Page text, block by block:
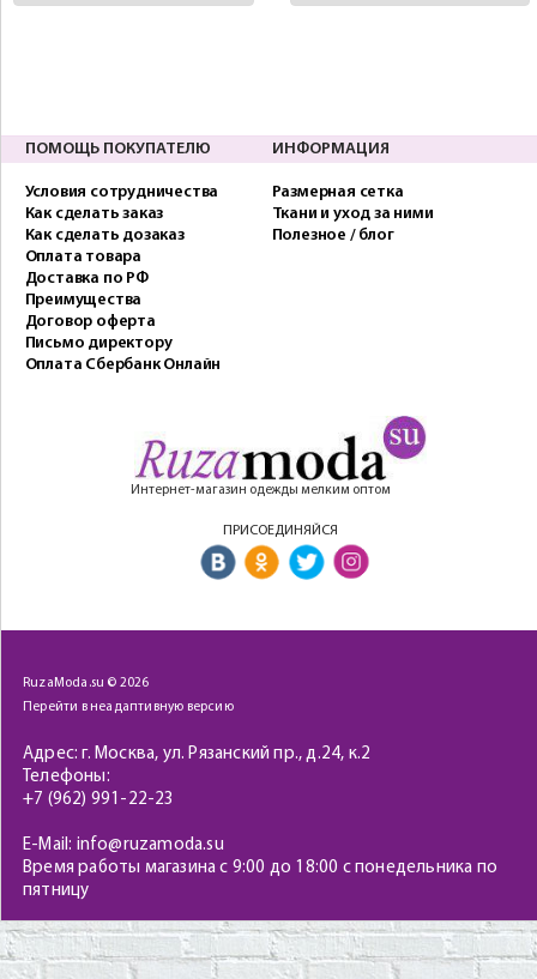
ПОМОЩЬ ПОКУПАТЕЛЮ
Условия сотрудничества
Как сделать заказ
Как сделать дозаказ
Оплата товара
Доставка по РФ
Преимущества
Договор оферта
Письмо директору
Оплата Сбербанк Онлайн
ИНФОРМАЦИЯ
Размерная сетка
Ткани и уход за ними
Полезное / блог
Интернет-магазин одежды мелким оптом
ПРИСОЕДИНЯЙСЯ
RuzaModa.su © 2026
Перейти в неадаптивную версию
Адрес: г. Москва, ул. Рязанский пр., д.24, к.2
Телефоны:
+7 (962) 991-22-23
E-Mail: info@ruzamoda.su
Время работы магазина с 9:00 до 18:00 с понедельника по
пятницу